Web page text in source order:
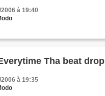
à 19:40
Tha beat drop
à 19:35